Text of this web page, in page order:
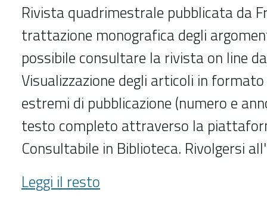
Rivista quadrimestrale pubblicata da
trattazione monografica degli
possibile consultare la rivista on line
Visualizzazione degli articoli in formato
estremi di pubblicazione (numero e
testo completo attraverso la
Consultabile in Biblioteca. Rivolgersi
Diritto
costituzionale
Leggi il resto